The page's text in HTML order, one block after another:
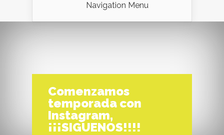
Navigation Menu
Comenzamos
temporada con
Instagram,
¡¡¡SIGUENOS!!!!